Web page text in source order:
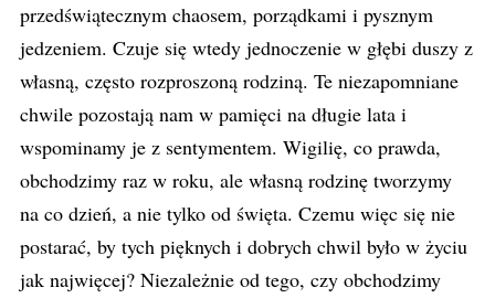
przedświątecznym chaosem, porządkami i pysznym
jedzeniem. Czuje się wtedy jednoczenie w głębi duszy z
własną, często rozproszoną rodziną. Te niezapomniane
chwile pozostają nam w pamięci na długie lata i
wspominamy je z sentymentem. Wigilię, co prawda,
obchodzimy raz w roku, ale własną rodzinę tworzymy
na co dzień, a nie tylko od święta. Czemu więc się nie
postarać, by tych pięknych i dobrych chwil było w życiu
jak najwięcej? Niezależnie od tego, czy obchodzimy